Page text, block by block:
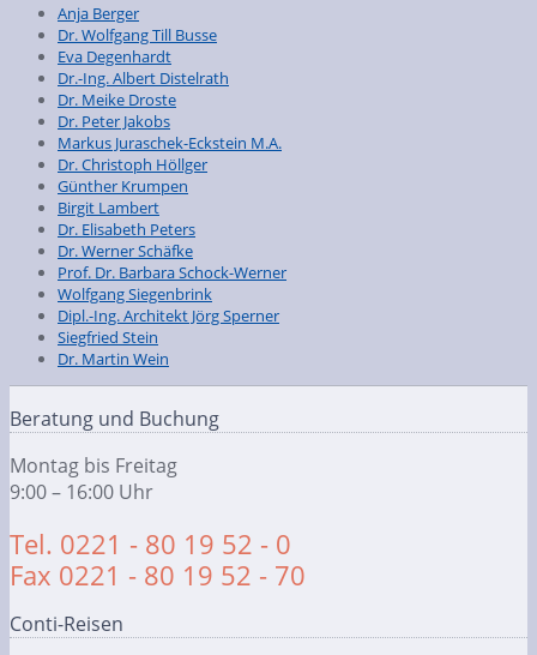
Anja Berger
Dr. Wolfgang Till Busse
Eva Degenhardt
Dr.-Ing. Albert Distelrath
Dr. Meike Droste
Dr. Peter Jakobs
Markus Juraschek-Eckstein M.A.
Dr. Christoph Höllger
Günther Krumpen
Birgit Lambert
Dr. Elisabeth Peters
Dr. Werner Schäfke
Prof. Dr. Barbara Schock-Werner
Wolfgang Siegenbrink
Dipl.-Ing. Architekt Jörg Sperner
Siegfried Stein
Dr. Martin Wein
Beratung und Buchung
Montag bis Freitag
9:00 – 16:00 Uhr
Tel. 0221 - 80 19 52 - 0
Fax 0221 - 80 19 52 - 70
Conti-Reisen